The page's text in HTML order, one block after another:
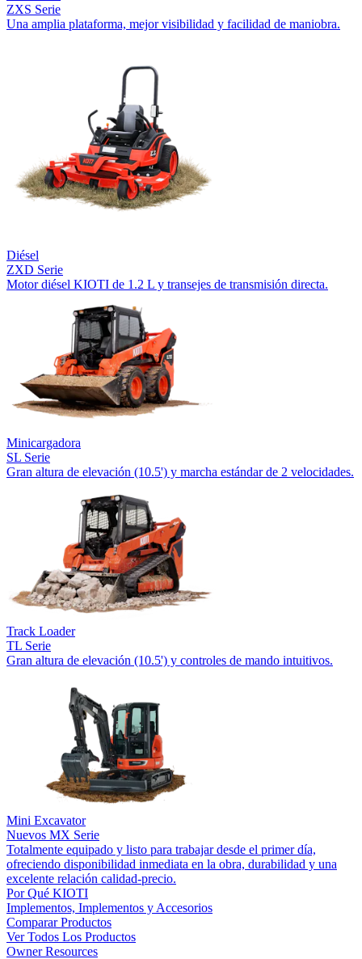
ZXS Serie
Una amplia plataforma, mejor visibilidad y facilidad de maniobra.
Diésel
ZXD Serie
Motor diésel KIOTI de 1.2 L y transejes de transmisión directa.
Minicargadora
SL Serie
Gran altura de elevación (10.5') y marcha estándar de 2 velocidades.
Track Loader
TL Serie
Gran altura de elevación (10.5') y controles de mando intuitivos.
Mini Excavator
Nuevos MX Serie
Totalmente equipado y listo para trabajar desde el primer día,
ofreciendo disponibilidad inmediata en la obra, durabilidad y una
excelente relación calidad-precio.
Por Qué KIOTI
Implementos, Implementos y Accesorios
Comparar Productos
Ver Todos Los Productos
Owner Resources